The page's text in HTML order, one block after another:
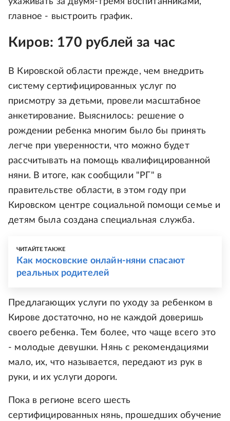
главное - выстроить график.
Киров: 170 рублей за час
В Кировской области прежде, чем внедрить
систему сертифицированных услуг по
присмотру за детьми, провели масштабное
анкетирование. Выяснилось: решение о
рождении ребенка многим было бы принять
легче при уверенности, что можно будет
рассчитывать на помощь квалифицированной
няни. В итоге, как сообщили "РГ" в
правительстве области, в этом году при
Кировском центре социальной помощи семье и
детям была создана специальная служба.
ЧИТАЙТЕ ТАКЖЕ
Как московские онлайн-няни спасают
реальных родителей
Предлагающих услуги по уходу за ребенком в
Кирове достаточно, но не каждой доверишь
своего ребенка. Тем более, что чаще всего это
- молодые девушки. Нянь с рекомендациями
мало, их, что называется, передают из рук в
руки, и их услуги дороги.
Пока в регионе всего шесть
сертифицированных нянь, прошедших обучение